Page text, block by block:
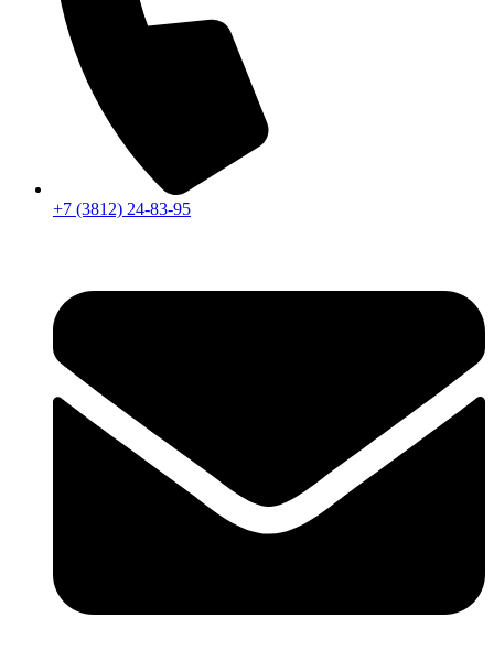
+7 (3812) 24-83-95